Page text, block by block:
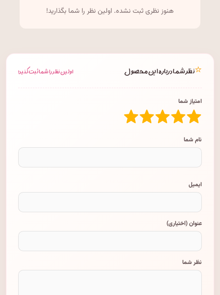
هنوز نظری ثبت نشده. اولین نظر را شما بگذارید!
⭐نظر شما درباره این محصول اولین نظر را شما ثبت کنید!
امتیاز شما
نام شما
ایمیل
عنوان (اختیاری)
نظر شما